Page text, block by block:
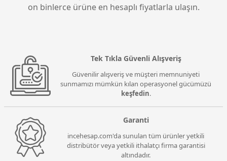
on binlerce ürüne en hesaplı fiyatlarla ulaşın.
Tek Tıkla Güvenli Alışveriş
Güvenilir alışveriş ve müşteri memnuniyeti
sunmamızı mümkün kılan operasyonel gücümüzü
keşfedin.
Garanti
incehesap.com'da sunulan tüm ürünler yetkili
distribütör veya yetkili ithalatçı firma garantisi
altındadır.